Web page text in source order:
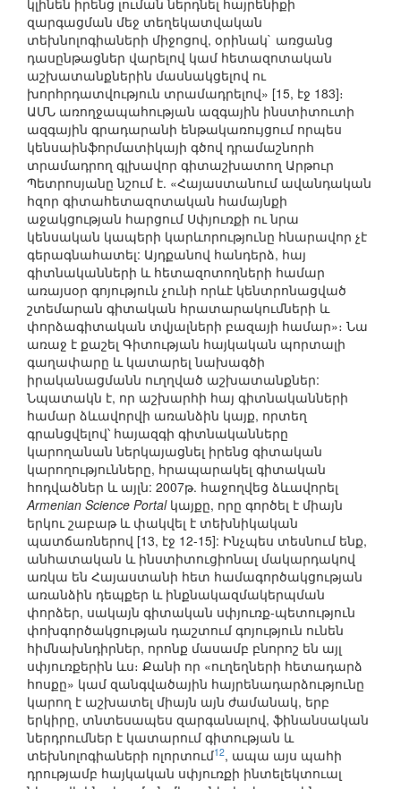
կլինեն իրենց լուման ներդնել հայրենիքի
զարգացման մեջ տեղեկատվական
տեխնոլոգիաների միջոցով, օրինակ` առցանց
դասընթացներ վարելով կամ հետազոտական
աշխատանքներին մասնակցելով ու
խորհրդատվություն տրամադրելով» [15, էջ 183]։
ԱՄՆ առողջապահության ազգային ինստիտուտի
ազգային գրադարանի ենթակառույցում որպես
կենսաինֆորմատիկայի գծով դրամաշնորհ
տրամադրող գլխավոր գիտաշխատող Արթուր
Պետրոսյանը նշում է. «Հայաստանում ավանդական
հզոր գիտահետազոտական համայնքի
աջակցության հարցում Սփյուռքի ու նրա
կենսական կապերի կարևորությունը հնարավոր չէ
գերագնահատել: Այդքանով հանդերձ, հայ
գիտնականների և հետազոտողների համար
առայսօր գոյություն չունի որևէ կենտրոնացված
շտեմարան գիտական հրատարակումների և
փորձագիտական տվյալների բազայի համար»։ Նա
առաջ է քաշել Գիտության հայկական պորտալի
գաղափարը և կատարել նախագծի
իրականացմանն ուղղված աշխատանքներ:
Նպատակն է, որ աշխարհի հայ գիտնականների
համար ձևավորվի առանձին կայք, որտեղ
գրանցվելով՝ հայազգի գիտնականները
կարողանան ներկայացնել իրենց գիտական
կարողությունները, հրապարակել գիտական
հոդվածներ և այլն: 2007թ. հաջողվեց ձևավորել
Armenian Science Portalկայքը, որը գործել է միայն
երկու շաբաթ և փակվել է տեխնիկական
պատճառներով [13, էջ 12-15]: Ինչպես տեսնում ենք,
անհատական և ինստիտուցիոնալ մակարդակով
առկա են Հայաստանի հետ համագործակցության
առանձին դեպքեր և ինքնակազմակերպման
փորձեր, սակայն գիտական սփյուռք-պետություն
փոխգործակցության դաշտում գոյություն ունեն
հիմնախնդիրներ, որոնք մասամբ բնորոշ են այլ
սփյուռքերին ևս։ Քանի որ «ուղեղների հետադարձ
հոսքը» կամ զանգվածային հայրենադարձությունը
կարող է աշխատել միայն այն ժամանակ, երբ
երկիրը, տնտեսապես զարգանալով, ֆինանսական
ներդրումներ է կատարում գիտության և
տեխնոլոգիաների ոլորտում12, ապա այս պահի
դրությամբ հայկական սփյուռքի ինտելեկտուալ